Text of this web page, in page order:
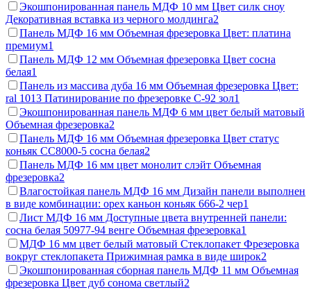
Экошпонированная панель МДФ 10 мм Цвет силк сноу
Декоративная вставка из черного молдинга2
Панель МДФ 16 мм Объемная фрезеровка Цвет: платина
премиум1
Панель МДФ 12 мм Объемная фрезеровка Цвет сосна
белая1
Панель из массива дуба 16 мм Объемная фрезеровка Цвет:
ral 1013 Патинирование по фрезеровке С-92 зол1
Экошпонированная панель МДФ 6 мм цвет белый матовый
Объемная фрезеровка2
Панель МДФ 16 мм Объемная фрезеровка Цвет статус
коньяк СС8000-5 сосна белая2
Панель МДФ 16 мм цвет монолит слэйт Объемная
фрезеровка2
Влагостойкая панель МДФ 16 мм Дизайн панели выполнен
в виде комбинации: орех каньон коньяк 666-2 чер1
Лист МДФ 16 мм Доступные цвета внутренней панели:
сосна белая 50977-94 венге Объемная фрезеровка1
МДФ 16 мм цвет белый матовый Стеклопакет Фрезеровка
вокруг стеклопакета Прижимная рамка в виде широк2
Экошпонированная сборная панель МДФ 11 мм Объемная
фрезеровка Цвет дуб сонома светлый2